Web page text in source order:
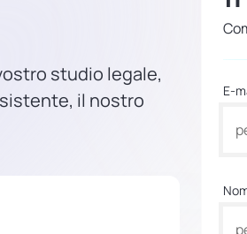
studio legale,
il nostro
E-